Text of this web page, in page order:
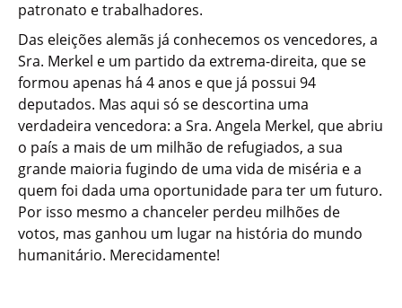
patronato e trabalhadores.
Das eleições alemãs já conhecemos os vencedores, a
Sra. Merkel e um partido da extrema-direita, que se
formou apenas há 4 anos e que já possui 94
deputados. Mas aqui só se descortina uma
verdadeira vencedora: a Sra. Angela Merkel, que abriu
o país a mais de um milhão de refugiados, a sua
grande maioria fugindo de uma vida de miséria e a
quem foi dada uma oportunidade para ter um futuro.
Por isso mesmo a chanceler perdeu milhões de
votos, mas ganhou um lugar na história do mundo
humanitário. Merecidamente!